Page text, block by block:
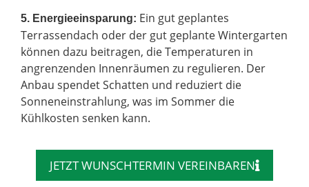
5. Energieeinsparung: Ein gut geplantes
Terrassendach oder der gut geplante Wintergarten
können dazu beitragen, die Temperaturen in
angrenzenden Innenräumen zu regulieren. Der
Anbau spendet Schatten und reduziert die
Sonneneinstrahlung, was im Sommer die
Kühlkosten senken kann.
JETZT WUNSCHTERMIN VEREINBAREN